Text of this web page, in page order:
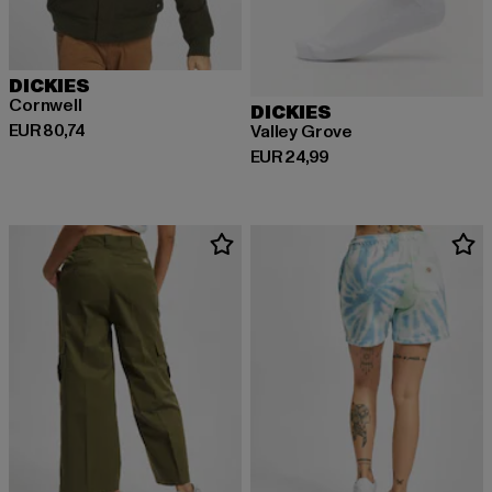
DICKIES
Cornwell
EUR 80,74
Derzeitiger Preis: EUR 80,74
DICKIES
Valley Grove
EUR 24,99
Derzeitiger Preis: EUR 24,99